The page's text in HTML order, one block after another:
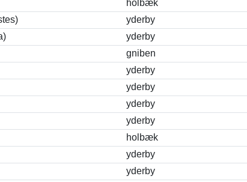
holbæk
yderby
yderby
gniben
yderby
yderby
yderby
yderby
holbæk
yderby
yderby